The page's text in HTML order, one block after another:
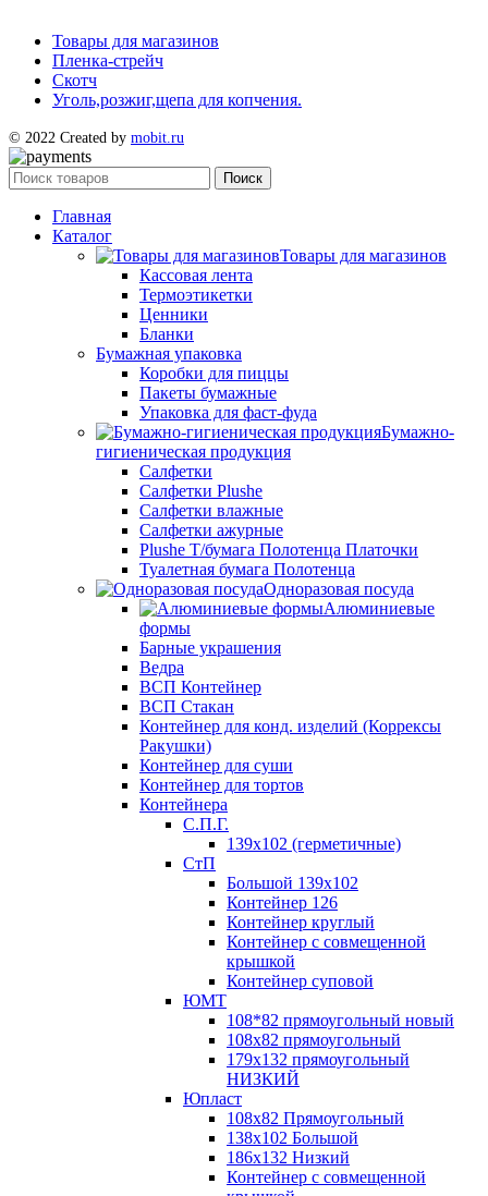
Товары для магазинов
Пленка-стрейч
Скотч
Уголь,розжиг,щепа для копчения.
© 2022 Created by mobit.ru
Поиск
Главная
Каталог
Товары для магазинов
Кассовая лента
Термоэтикетки
Ценники
Бланки
Бумажная упаковка
Коробки для пиццы
Пакеты бумажные
Упаковка для фаст-фуда
Бумажно-
гигиеническая продукция
Салфетки
Салфетки Plushe
Салфетки влажные
Салфетки ажурные
Plushe Т/бумага Полотенца Платочки
Туалетная бумага Полотенца
Одноразовая посуда
Алюминиевые
формы
Барные украшения
Ведра
ВСП Контейнер
ВСП Стакан
Контейнер для конд. изделий (Коррексы
Ракушки)
Контейнер для суши
Контейнер для тортов
Контейнера
С.П.Г.
139х102 (герметичные)
СтП
Большой 139х102
Контейнер 126
Контейнер круглый
Контейнер с совмещенной
крышкой
Контейнер суповой
ЮМТ
108*82 прямоугольный новый
108х82 прямоугольный
179х132 прямоугольный
НИЗКИЙ
Юпласт
108х82 Прямоугольный
138х102 Большой
186х132 Низкий
Контейнер с совмещенной